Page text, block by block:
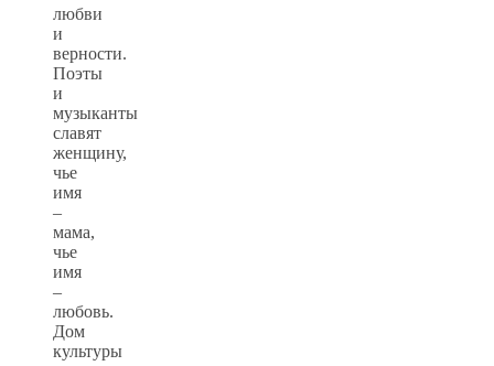
любви
и
верности.
Поэты
и
музыканты
славят
женщину,
чье
имя
–
мама,
чье
имя
–
любовь.
Дом
культуры